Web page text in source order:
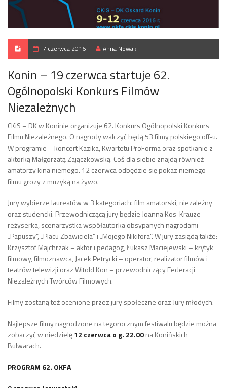
7 czerwca 2016 Anna Nowak
Konin – 19 czerwca startuje 62.
Ogólnopolski Konkurs Filmów
Niezależnych
CKiS – DK w Koninie organizuje 62. Konkurs Ogólnopolski Konkurs
Filmu Niezależnego. O nagrody walczyć będą 53 filmy polskiego off-u.
W programie – koncert Kazika, Kwartetu ProForma oraz spotkanie z
aktorką Małgorzatą Zajączkowską. Coś dla siebie znajdą również
amatorzy kina niemego. 12 czerwca odbędzie się pokaz niemego
filmu grozy z muzyką na żywo.
Jury wybierze laureatów w 3 kategoriach: film amatorski, niezależny
oraz studencki. Przewodniczącą jury będzie Joanna Kos-Krauze –
reżyserka, scenarzystka współautorka obsypanych nagrodami
„Papuszy”, „Placu Zbawiciela” i „Mojego Nikifora”. W jury zasiądą także:
Krzysztof Majchrzak – aktor i pedagog, Łukasz Maciejewski – krytyk
filmowy, filmoznawca, Jacek Petrycki – operator, realizator filmów i
teatrów telewizji oraz Witold Kon – przewodniczący Federacji
Niezależnych Twórców Filmowych.
Filmy zostaną też ocenione przez jury społeczne oraz Jury młodych.
Najlepsze filmy nagrodzone na tegorocznym festiwalu będzie można
zobaczyć w niedzielę12 czerwca o g. 22.00na Konińskich
Bulwarach.
PROGRAM 62. OKFA